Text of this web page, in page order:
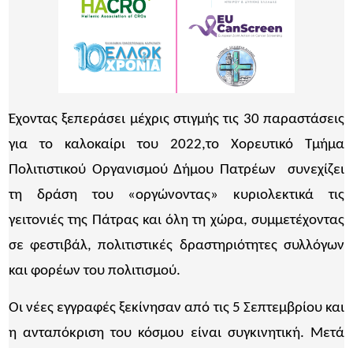
Έχοντας ξεπεράσει μέχρις στιγμής τις 30 παραστάσεις
για το καλοκαίρι του 2022,το Χορευτικό Τμήμα
Πολιτιστικού Οργανισμού Δήμου Πατρέων συνεχίζει
τη δράση του «οργώνοντας» κυριολεκτικά τις
γειτονιές της Πάτρας και όλη τη χώρα, συμμετέχοντας
σε φεστιβάλ, πολιτιστικές δραστηριότητες συλλόγων
και φορέων του πολιτισμού.
Οι νέες εγγραφές ξεκίνησαν από τις 5 Σεπτεμβρίου και
η ανταπόκριση του κόσμου είναι συγκινητική. Μετά